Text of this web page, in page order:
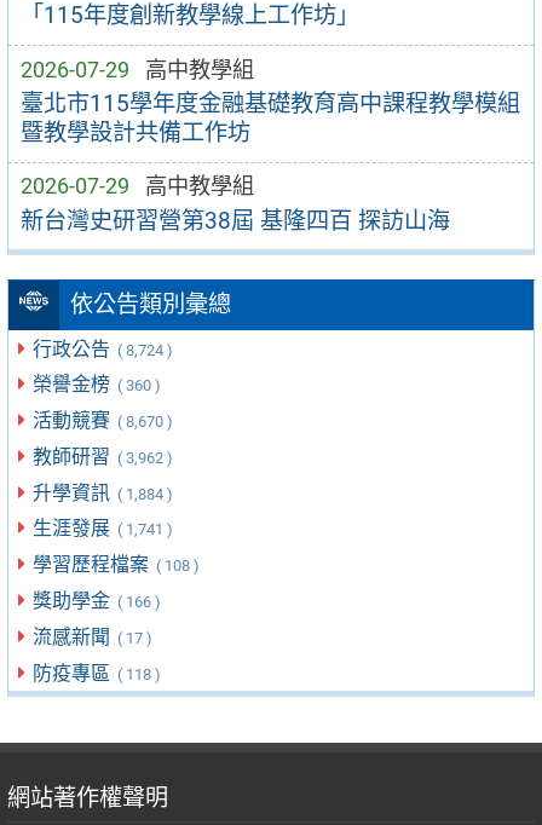
「115年度創新教學線上工作坊」
2026-07-29 高中教學組
臺北市115學年度金融基礎教育高中課程教學模組
暨教學設計共備工作坊
2026-07-29 高中教學組
新台灣史研習營第38屆 基隆四百 探訪山海
依公告類別彙總
行政公告 ( 8,724 )
榮譽金榜 ( 360 )
活動競賽 ( 8,670 )
教師研習 ( 3,962 )
升學資訊 ( 1,884 )
生涯發展 ( 1,741 )
學習歷程檔案 ( 108 )
獎助學金 ( 166 )
流感新聞 ( 17 )
防疫專區 ( 118 )
網站著作權聲明